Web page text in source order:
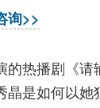
询>>
热播剧《
是如何以她